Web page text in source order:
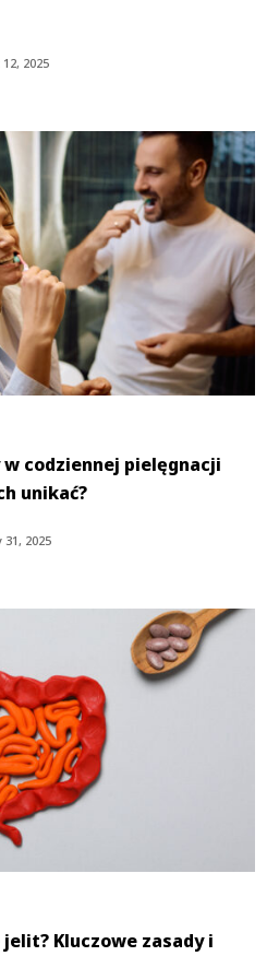
2025
w codziennej pielęgnacji
unikać?
31, 2025
jelit? Kluczowe zasady i